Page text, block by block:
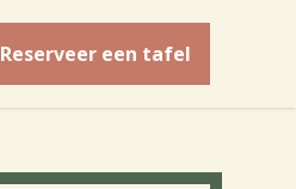
Reserveer een tafel